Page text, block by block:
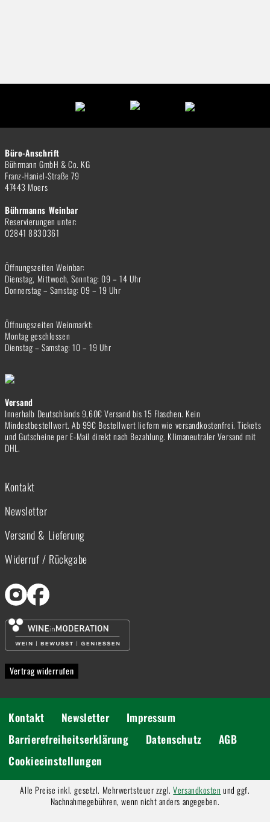
Büro-Anschrift
Bührmann GmbH & Co. KG
Franz-Haniel-Straße 79
47443 Moers
Bührmanns Weinbar
Reservierungen unter:
02841 8830361
Öffnungszeiten Weinbar:
Dienstag, Mittwoch, Sonntag: 09 – 14 Uhr
Donnerstag – Samstag: 09 – 19 Uhr
Öffnungszeiten Weinmarkt:
Montag geschlossen
Dienstag – Samstag: 10 – 19 Uhr
Versand
Innerhalb Deutschlands 9,60€ Versand bis 15 Flaschen. Kein
Mindestbestellwert. Ab 99€ Bestellwert liefern wie versandkostenfrei. Tickets
und Gutscheine per E-Mail direkt nach Bezahlung. Klimaneutraler Versand mit
DHL.
Kontakt
Newsletter
Versand & Lieferung
Widerruf / Rückgabe
Vertrag widerrufen
Kontakt Newsletter
Impressum
Barrierefreiheitserklärung
Datenschutz
AGB
Cookieeinstellungen
Alle Preise inkl. gesetzl. Mehrwertsteuer zzgl.Versandkosten und ggf.
Nachnahmegebühren, wenn nicht anders angegeben.